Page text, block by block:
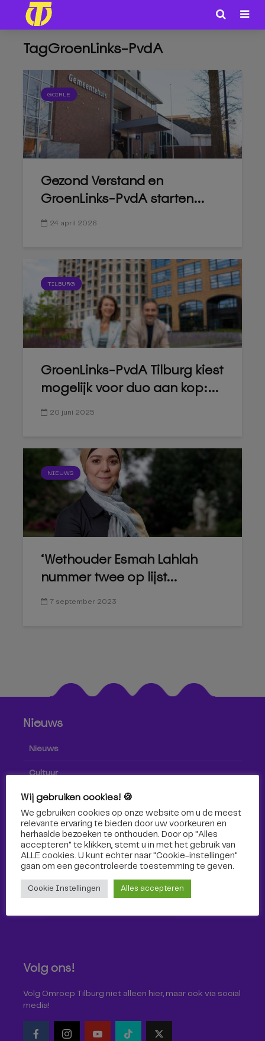
TagGroenLinks-PvdA
GOIRLE
Gezond Verstand en
GroenLinks-PvdA starten...
24 april 2026
TILBURG
GroenLinks-PvdA Tilburg kiest
mogelijk voor duo aan kop:...
20 juni 2025
NIEUWS
‘Wethouder Esmah Lahlah
nummer twee op lijst...
7 september 2023
Nieuws
Nieuws
Cultuur
Sport
Volg ons!
Volg Omroep Tilburg niet alleen hier, maar ook via social
media!
Wij gebruiken cookies! 🍪
We gebruiken cookies op onze website om u de meest
relevante ervaring te bieden door uw voorkeuren en
herhaalde bezoeken te onthouden. Door op "Alles
accepteren" te klikken, stemt u in met het gebruik van
ALLE cookies. U kunt echter naar "Cookie-instellingen"
gaan om een ​​gecontroleerde toestemming te geven.
Cookie Instellingen Alles accepteren